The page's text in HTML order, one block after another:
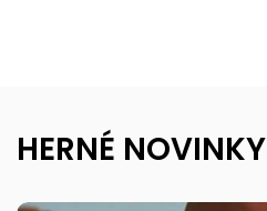
HERNÉ NOVINKY